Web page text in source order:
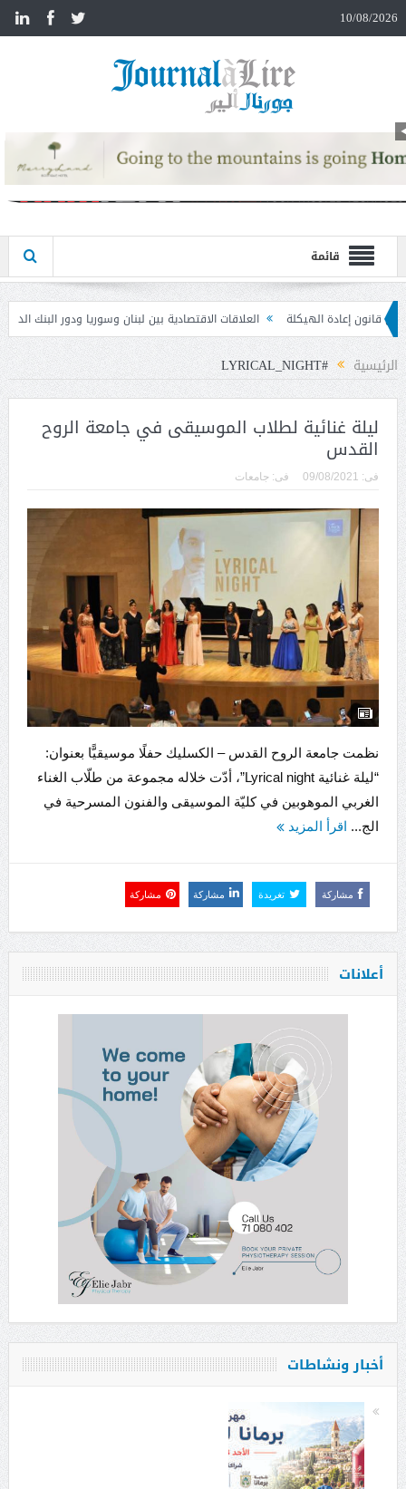
10/08/2026
قائمة
العلاقات الاقتصادية بين لبنان وسوريا ودور البنك الدولي في إعادة الإعمار مذكرة
الرئيسية #LYRICAL_NIGHT
ليلة غنائية لطلاب الموسيقى في جامعة الروح
القدس
فى: 09/08/2021 فى: جامعات
نظمت جامعة الروح القدس – الكسليك حفلًا موسيقيًّا بعنوان:
“ليلة غنائية Lyrical night”، أدّت خلاله مجموعة من طلّاب الغناء
الغربي الموهوبين في كليّة الموسيقى والفنون المسرحية في
الج... اقرأ المزيد
مشاركة تغريدة مشاركة مشاركة
أعلانات
أخبار ونشاطات